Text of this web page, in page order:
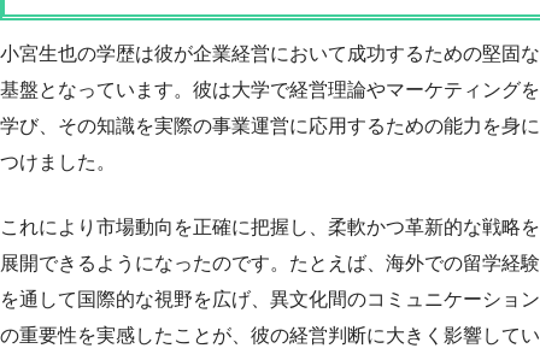
小宮生也の学歴は彼が企業経営において成功するための堅固な
基盤となっています。彼は大学で経営理論やマーケティングを
学び、その知識を実際の事業運営に応用するための能力を身に
つけました。
これにより市場動向を正確に把握し、柔軟かつ革新的な戦略を
展開できるようになったのです。たとえば、海外での留学経験
を通して国際的な視野を広げ、異文化間のコミュニケーション
の重要性を実感したことが、彼の経営判断に大きく影響してい